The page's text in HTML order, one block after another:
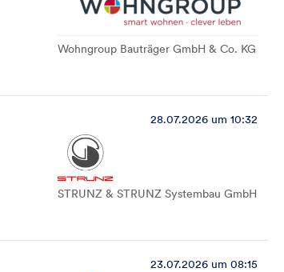
Wohngroup Bauträger GmbH & Co. KG
28.07.2026 um 10:32
STRUNZ & STRUNZ Systembau GmbH
23.07.2026 um 08:15